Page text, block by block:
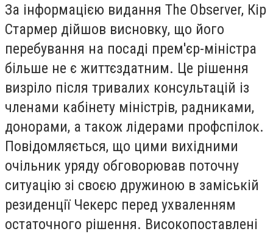
За інформацією видання The Observer, Кір
Стармер дійшов висновку, що його
перебування на посаді прем'єр-міністра
більше не є життєздатним. Це рішення
визріло після тривалих консультацій із
членами кабінету міністрів, радниками,
донорами, а також лідерами профспілок.
Повідомляється, що цими вихідними
очільник уряду обговорював поточну
ситуацію зі своєю дружиною в заміській
резиденції Чекерс перед ухваленням
остаточного рішення. Високопоставлені